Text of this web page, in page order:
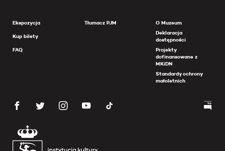
Ekspozycja
Kup bilety
FAQ
Tłumacz PJM
O Muzeum
Deklaracja
dostępności
Projekty
dofinansowane z
MKiDN
Standardy ochrony
małoletnich